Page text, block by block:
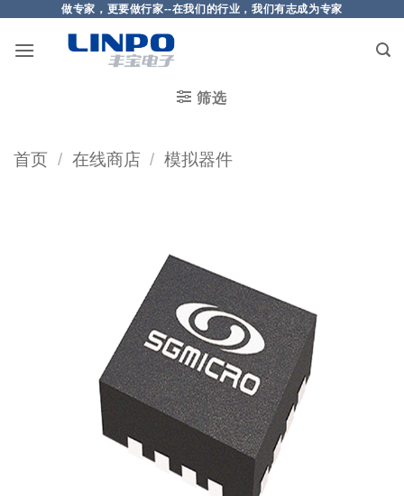
做专家，更要做行家--在我们的行业，我们有志成为专家
筛选
首页 / 在线商店 / 模拟器件